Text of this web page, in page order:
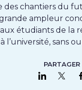
des chantiers du
ampleur
étudiants de la
l’université, sans
PARTAGER
Partager